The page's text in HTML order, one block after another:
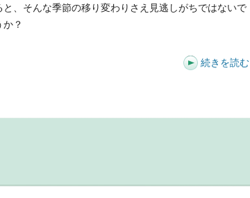
と、そんな季節の移り変わりさえ見逃しがちではないで
か？
続きを読む